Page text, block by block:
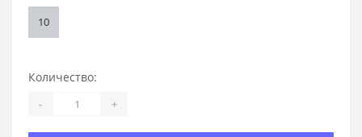
10
Количество:
- +